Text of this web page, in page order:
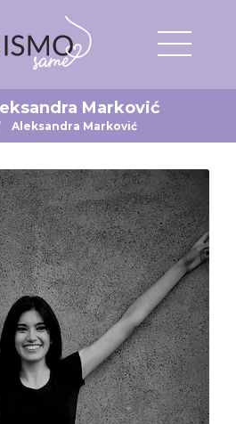
Marković
Aleksandra Marković